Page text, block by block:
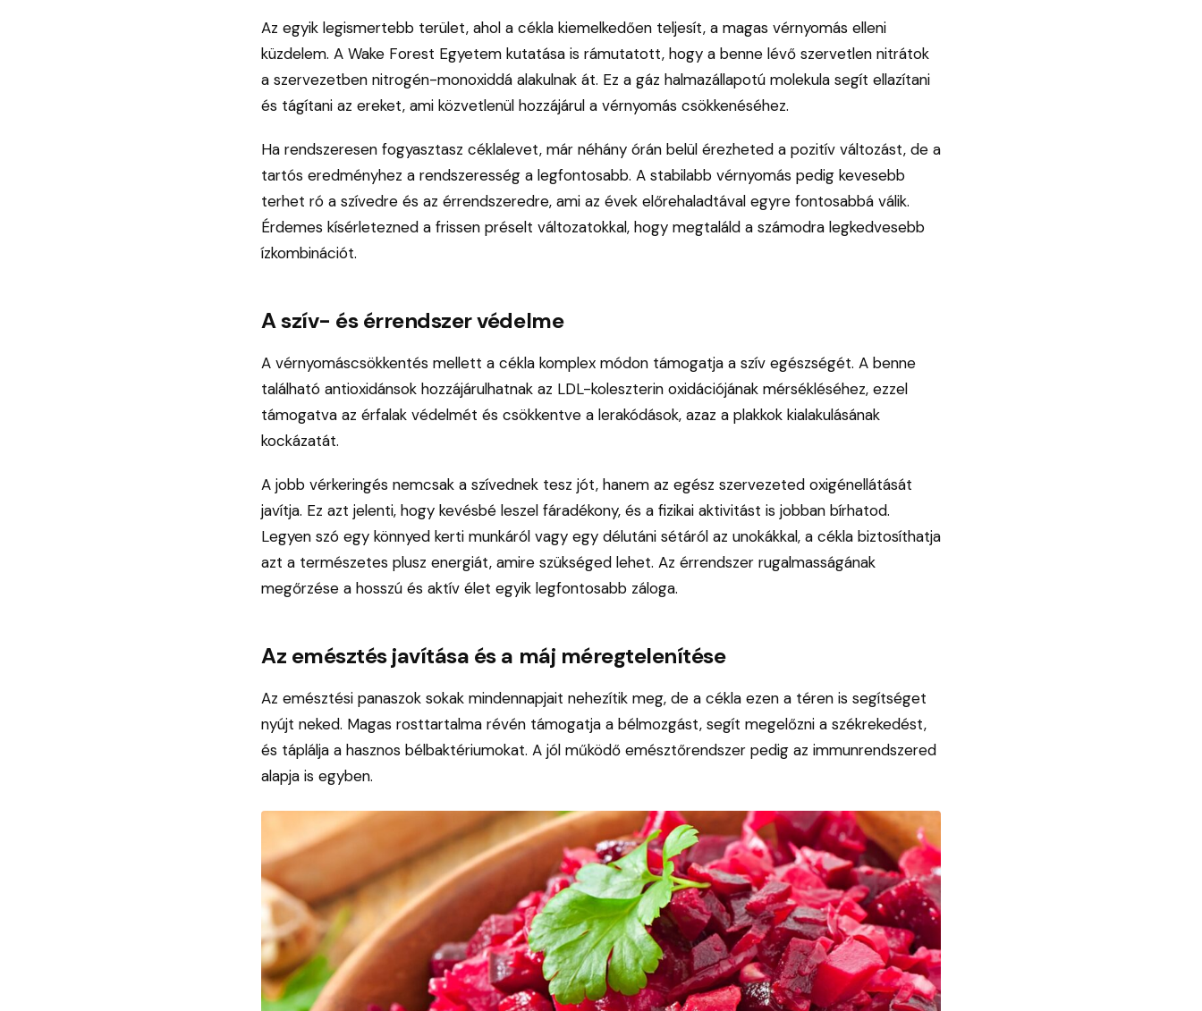
Az egyik legismertebb terület, ahol a cékla kiemelkedően teljesít, a magas vérnyomás elleni
küzdelem. A Wake Forest Egyetem kutatása is rámutatott, hogy a benne lévő szervetlen nitrátok
a szervezetben nitrogén-monoxiddá alakulnak át. Ez a gáz halmazállapotú molekula segít ellazítani
és tágítani az ereket, ami közvetlenül hozzájárul a vérnyomás csökkenéséhez.
Ha rendszeresen fogyasztasz céklalevet, már néhány órán belül érezheted a pozitív változást, de a
tartós eredményhez a rendszeresség a legfontosabb. A stabilabb vérnyomás pedig kevesebb
terhet ró a szívedre és az érrendszeredre, ami az évek előrehaladtával egyre fontosabbá válik.
Érdemes kísérletezned a frissen préselt változatokkal, hogy megtaláld a számodra legkedvesebb
ízkombinációt.
A szív- és érrendszer védelme
A vérnyomáscsökkentés mellett a cékla komplex módon támogatja a szív egészségét. A benne
található antioxidánsok hozzájárulhatnak az LDL-koleszterin oxidációjának mérsékléséhez, ezzel
támogatva az érfalak védelmét és csökkentve a lerakódások, azaz a plakkok kialakulásának
kockázatát.
A jobb vérkeringés nemcsak a szívednek tesz jót, hanem az egész szervezeted oxigénellátását
javítja. Ez azt jelenti, hogy kevésbé leszel fáradékony, és a fizikai aktivitást is jobban bírhatod.
Legyen szó egy könnyed kerti munkáról vagy egy délutáni sétáról az unokákkal, a cékla biztosíthatja
azt a természetes plusz energiát, amire szükséged lehet. Az érrendszer rugalmasságának
megőrzése a hosszú és aktív élet egyik legfontosabb záloga.
Az emésztés javítása és a máj méregtelenítése
Az emésztési panaszok sokak mindennapjait nehezítik meg, de a cékla ezen a téren is segítséget
nyújt neked. Magas rosttartalma révén támogatja a bélmozgást, segít megelőzni a székrekedést,
és táplálja a hasznos bélbaktériumokat. A jól működő emésztőrendszer pedig az immunrendszered
alapja is egyben.